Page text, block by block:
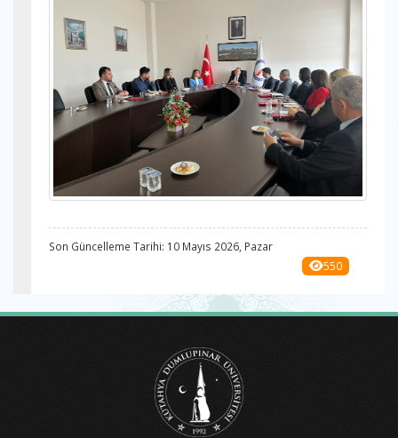
Son Güncelleme Tarihi: 10 Mayıs 2026, Pazar
550